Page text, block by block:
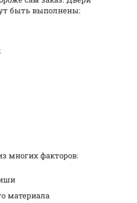
быть выполнены:
многих факторов:
материала